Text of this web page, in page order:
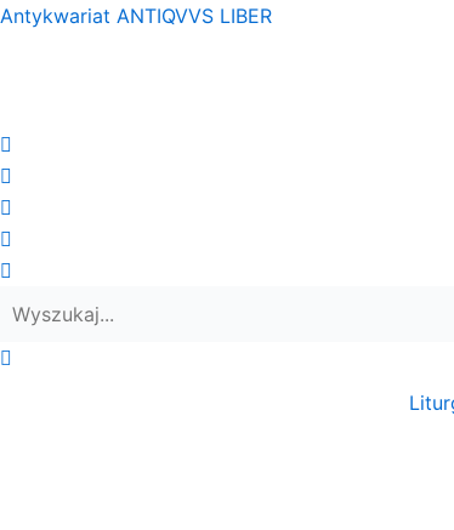
Przejdź
Antykwariat ANTIQVVS LIBER